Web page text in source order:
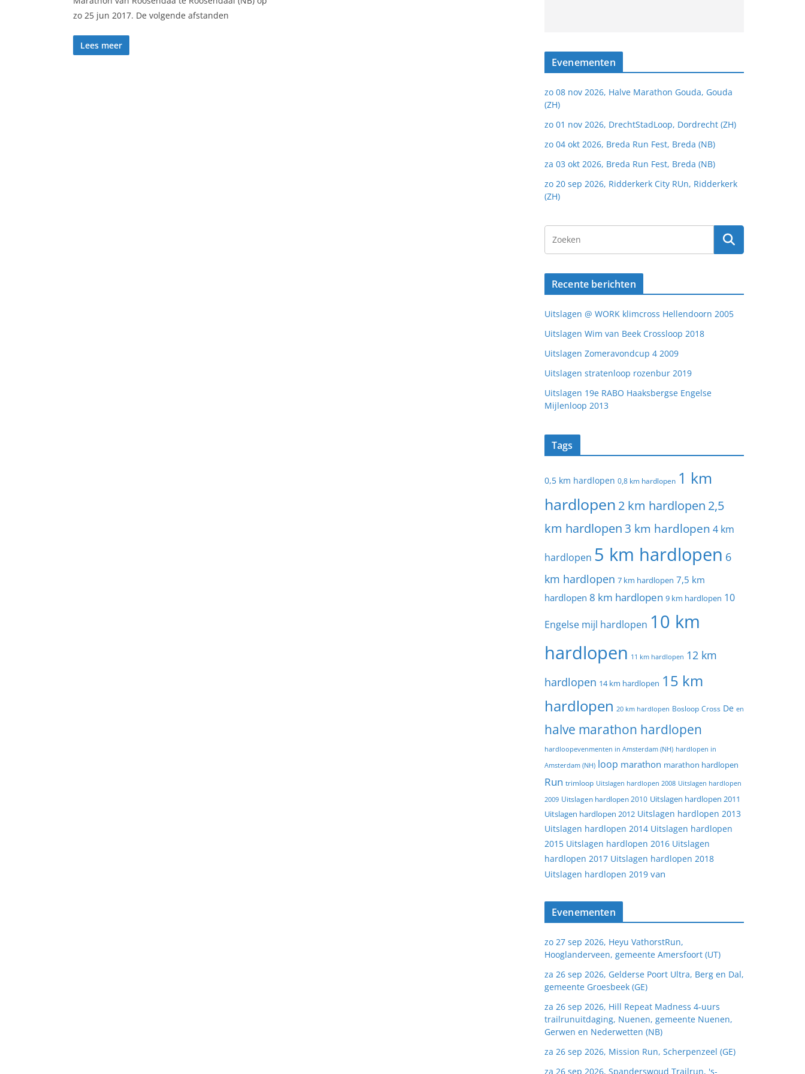
zo 25 jun 2017. De volgende afstanden
Lees meer
Evenementen
zo 08 nov 2026, Halve Marathon Gouda, Gouda
(ZH)
zo 01 nov 2026, DrechtStadLoop, Dordrecht (ZH)
zo 04 okt 2026, Breda Run Fest, Breda (NB)
za 03 okt 2026, Breda Run Fest, Breda (NB)
zo 20 sep 2026, Ridderkerk City RUn, Ridderkerk
(ZH)
Recente berichten
Uitslagen @ WORK klimcross Hellendoorn 2005
Uitslagen Wim van Beek Crossloop 2018
Uitslagen Zomeravondcup 4 2009
Uitslagen stratenloop rozenbur 2019
Uitslagen 19e RABO Haaksbergse Engelse
Mijlenloop 2013
Tags
0,5 km hardlopen 0,8 km hardlopen 1 km
hardlopen 2 km hardlopen 2,5
km hardlopen 3 km hardlopen 4 km
hardlopen 5 km hardlopen 6
km hardlopen 7 km hardlopen 7,5 km
hardlopen 8 km hardlopen 9 km hardlopen 10
Engelse mijl hardlopen 10 km
hardlopen 11 km hardlopen 12 km
hardlopen 14 km hardlopen 15 km
hardlopen 20 km hardlopen Bosloop Cross De en
halve marathon hardlopen
hardloopevenmenten in Amsterdam (NH) hardlopen in
Amsterdam (NH) loop marathon marathon hardlopen
Run trimloop Uitslagen hardlopen 2008 Uitslagen hardlopen
2009 Uitslagen hardlopen 2010 Uitslagen hardlopen 2011
Uitslagen hardlopen 2012 Uitslagen hardlopen 2013
Uitslagen hardlopen 2014 Uitslagen hardlopen
2015 Uitslagen hardlopen 2016 Uitslagen
hardlopen 2017 Uitslagen hardlopen 2018
Uitslagen hardlopen 2019 van
Evenementen
zo 27 sep 2026, Heyu VathorstRun,
Hooglanderveen, gemeente Amersfoort (UT)
za 26 sep 2026, Gelderse Poort Ultra, Berg en Dal,
gemeente Groesbeek (GE)
za 26 sep 2026, Hill Repeat Madness 4-uurs
trailrunuitdaging, Nuenen, gemeente Nuenen,
Gerwen en Nederwetten (NB)
za 26 sep 2026, Mission Run, Scherpenzeel (GE)
za 26 sep 2026, Spanderswoud Trailrun, 's-